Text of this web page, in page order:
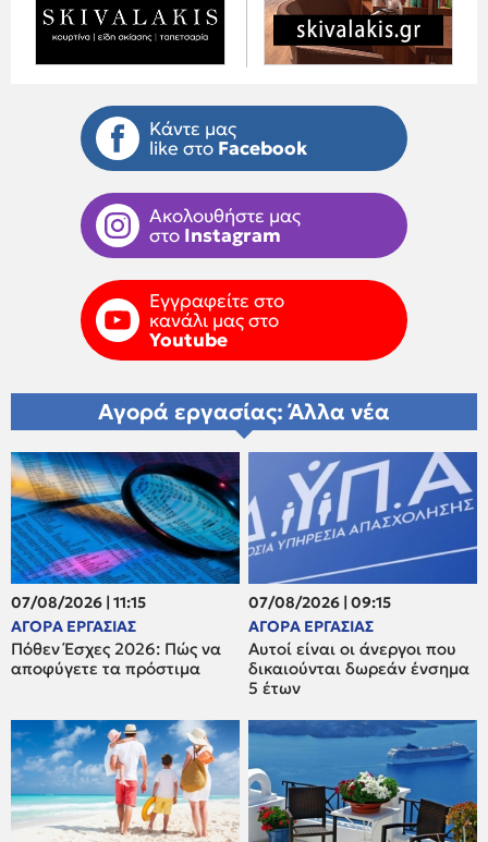
Κάντε μας
like στο Facebook
Ακολουθήστε μας
στο Instagram
Εγγραφείτε στο
κανάλι μας στο
Youtube
Αγορά εργασίας: Άλλα νέα
07/08/2026 | 11:15
ΑΓΟΡΑ ΕΡΓΑΣΙΑΣ
Πόθεν Έσχες 2026: Πώς να
αποφύγετε τα πρόστιμα
07/08/2026 | 09:15
ΑΓΟΡΑ ΕΡΓΑΣΙΑΣ
Αυτοί είναι οι άνεργοι που
δικαιούνται δωρεάν ένσημα
5 έτων